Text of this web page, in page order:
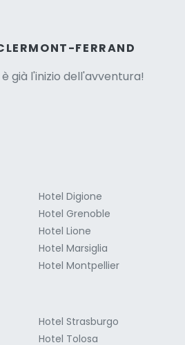
FERRAND
già l'inizio dell'avventura!
Hotel Digione
Hotel Grenoble
Hotel Lione
Hotel Marsiglia
Hotel Montpellier
Hotel Strasburgo
Hotel Tolosa